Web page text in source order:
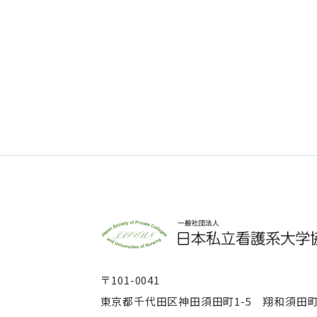
〒101-0041
東京都千代田区神田須田町1-5 翔和須田